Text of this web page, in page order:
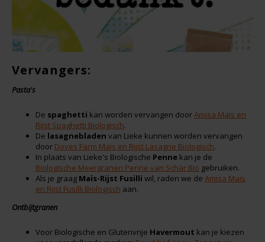
Noten, Zaden & Superfood
Healthy by Moms in shape
Miss Glutenvrij's Favorieten
Najaarsproducten
Toastabags
Bakvormen
Voedingssupplementen
Cenovis
Cereal
Ciao Gluten
Consenza
Corn Crake
Vervangers:
Pasta's
De spaghetti kan worden vervangen doorAmisa Maïs en
Rijst Spaghetti Biologisch.
De lasagnebladen van Lieke kunnen worden vervangen
door Doves Farm Maïs en Rijst Lasagne Biologisch.
In plaats van Lieke's Biologische Penne kan je de
Biologische Meergranen Penne van Schär Bio gebruiken.
Als je graag Maïs-Rijst Fusilli wil, raden we de Amisa Maïs
en Rijst Fusilli Biologisch aan.
Ontbijtgranen
Voor Biologische en Glutenvrije Havermout kan je kiezen